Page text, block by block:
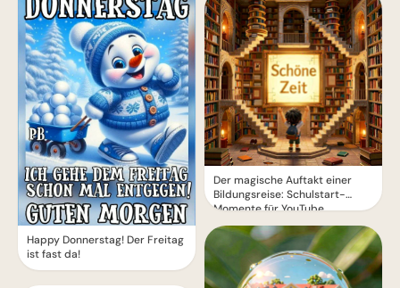
Happy Donnerstag! Der Freitag
ist fast da!
Der magische Auftakt einer
Bildungsreise: Schulstart-
Momente für YouTube